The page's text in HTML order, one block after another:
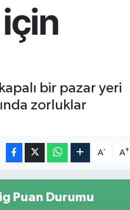
bir pazar yeri
zorluklar
A- A+
Puan Durumu